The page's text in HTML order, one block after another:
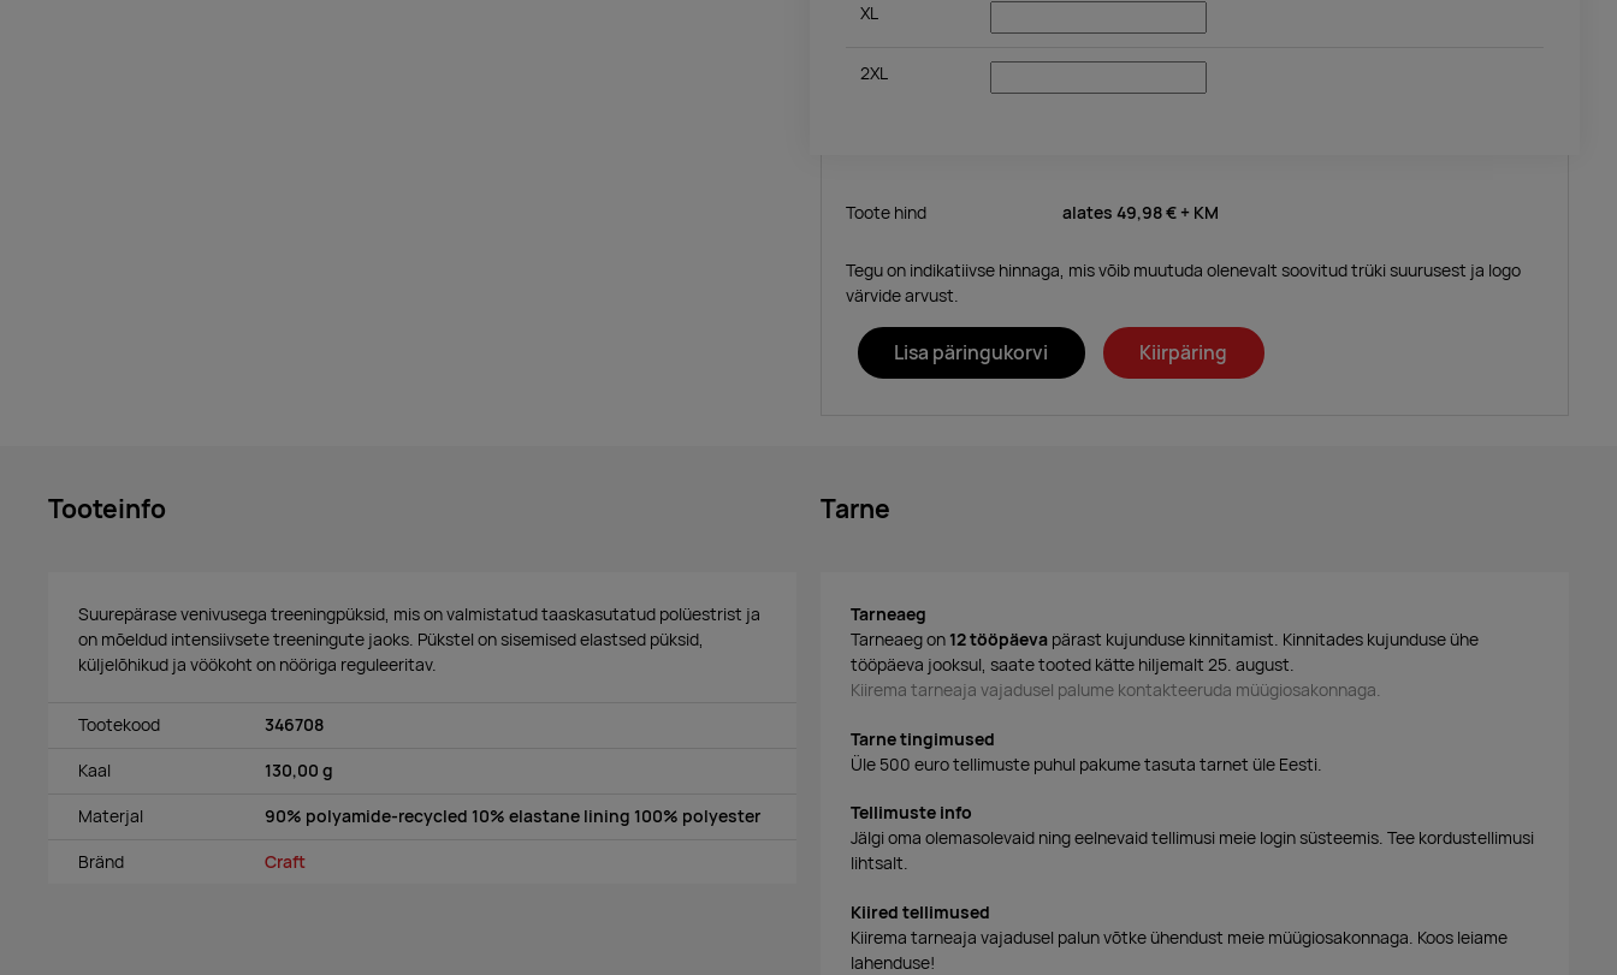
XL
2XL
Toote hind alates 49,98 € + KM
Tegu on indikatiivse hinnaga, mis võib muutuda olenevalt soovitud trüki suurusest ja logo
värvide arvust.
Lisa päringukorvi Kiirpäring
Tooteinfo
Suurepärase venivusega treeningpüksid, mis on valmistatud taaskasutatud polüestrist ja
on mõeldud intensiivsete treeningute jaoks. Pükstel on sisemised elastsed püksid,
küljelõhikud ja vöökoht on nööriga reguleeritav.
Tootekood 346708
Kaal 130,00 g
Materjal 90% polyamide-recycled 10% elastane lining 100% polyester
Bränd Craft
Tarne
Tarneaeg
Tarneaeg on 12 tööpäeva pärast kujunduse kinnitamist. Kinnitades kujunduse ühe
tööpäeva jooksul, saate tooted kätte hiljemalt 25. august.
Kiirema tarneaja vajadusel palume kontakteeruda müügiosakonnaga.
Tarne tingimused
Üle 500 euro tellimuste puhul pakume tasuta tarnet üle Eesti.
Tellimuste info
Jälgi oma olemasolevaid ning eelnevaid tellimusi meie login süsteemis. Tee kordustellimusi
lihtsalt.
Kiired tellimused
Kiirema tarneaja vajadusel palun võtke ühendust meie müügiosakonnaga. Koos leiame
lahenduse!